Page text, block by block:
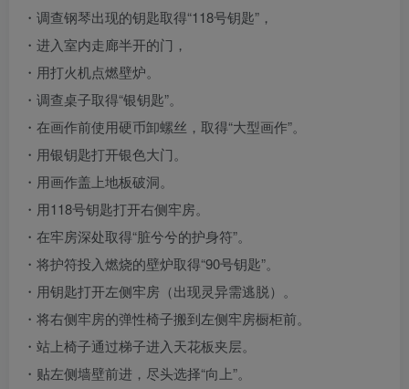
・调查钢琴出现的钥匙取得“118号钥匙”，
・进入室内走廊半开的门，
・用打火机点燃壁炉。
・调查桌子取得“银钥匙”。
・在画作前使用硬币卸螺丝，取得“大型画作”。
・用银钥匙打开银色大门。
・用画作盖上地板破洞。
・用118号钥匙打开右侧牢房。
・在牢房深处取得“脏兮兮的护身符”。
・将护符投入燃烧的壁炉取得“90号钥匙”。
・用钥匙打开左侧牢房（出现灵异需逃脱）。
・将右侧牢房的弹性椅子搬到左侧牢房橱柜前。
・站上椅子通过梯子进入天花板夹层。
・贴左侧墙壁前进，尽头选择“向上”。